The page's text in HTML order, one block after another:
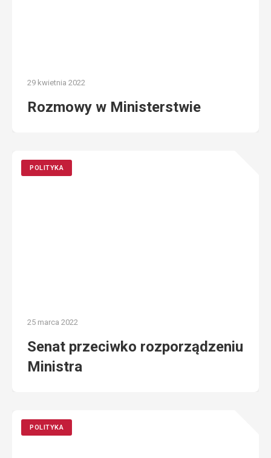
29 kwietnia 2022
Rozmowy w Ministerstwie
POLITYKA
25 marca 2022
Senat przeciwko rozporządzeniu
Ministra
POLITYKA